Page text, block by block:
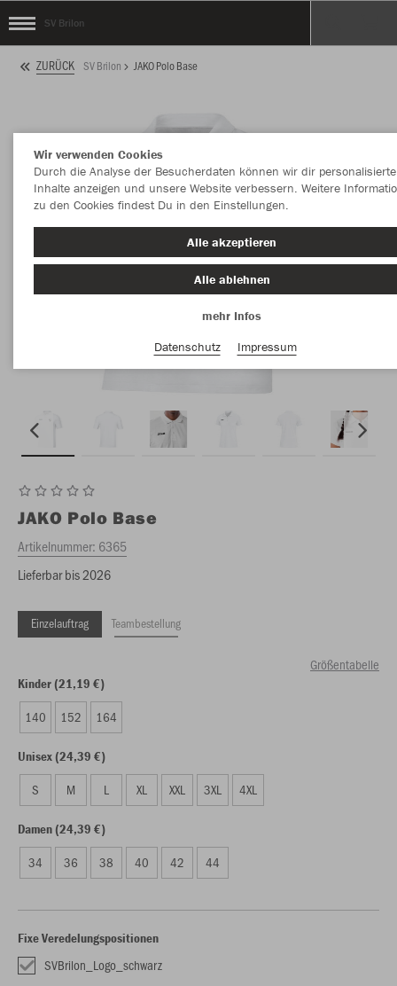
SV Brilon
ZURÜCK SV Brilon JAKO Polo Base
JAKO Polo Base
Artikelnummer: 6365
Lieferbar bis 2026
Einzelauftrag Teambestellung
Größentabelle
Kinder (21,19 €)
140 152 164
Unisex (24,39 €)
S M L XL XXL 3XL 4XL
Damen (24,39 €)
34 36 38 40 42 44
Fixe Veredelungspositionen
SVBrilon_Logo_schwarz
Wir verwenden Cookies
Durch die Analyse der Besucherdaten können wir dir personalisierte
Inhalte anzeigen und unsere Website verbessern. Weitere
zu den Cookies findest Du in den Einstellungen.
Alle akzeptieren
Alle ablehnen
mehr Infos
Datenschutz
Impressum